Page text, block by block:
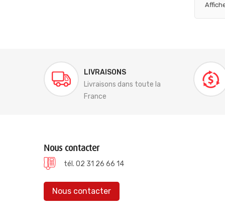
LIVRAISONS
Livraisons dans toute la
France
Nous contacter
tél. 02 31 26 66 14
Nous contacter